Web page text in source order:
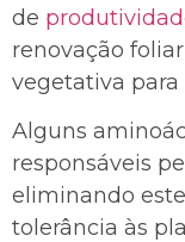
de
renovação
vegetativa
Alguns
responsáveis
eliminando
tolerância às